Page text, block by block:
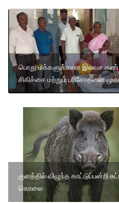
பொது மக்களுக்கான இலவச கண்
சிகிச்சை மற்றும் பரிசோதனை
குளத்தில் விழுந்த காட்டுப்பன்றி
கொலை